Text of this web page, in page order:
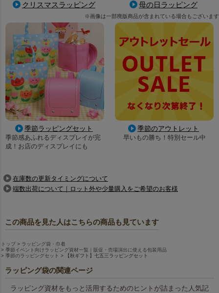
クリスマスラッピング 母の日ラッピング
※画像は一部廃版商品が含まれている場合もございます
季節ラッピングセット
季節感あふれるディスプレイが完
成！お店のディスプレイにも
季節のアウトレット
早いもの勝ち！特別セール中
在庫数の更新タイミングについて
端数出荷について｜ロット外や少量購入をご希望のお客様
この商品を見た人はこちらの商品も見ています
トップ
ラッピング袋・巾着
季節イベント向けラッピング資材一覧｜販促・売場演出に使える包装用品
季節のラッピングセット
【秋ギフト】七五三ラッピングセット
ラッピング袋の関連ページ
ラッピング資材をもっと活用するためのヒントが詰まった人気記